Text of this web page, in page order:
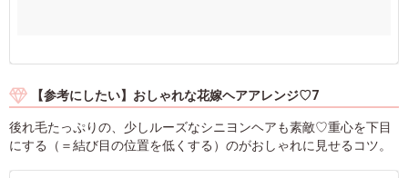
【参考にしたい】おしゃれな花嫁ヘアアレンジ♡7
後れ毛たっぷりの、少しルーズなシニヨンヘアも素敵♡重心を下目
にする（＝結び目の位置を低くする）のがおしゃれに見せるコツ。